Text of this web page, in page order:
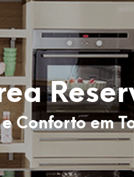
Conforto em